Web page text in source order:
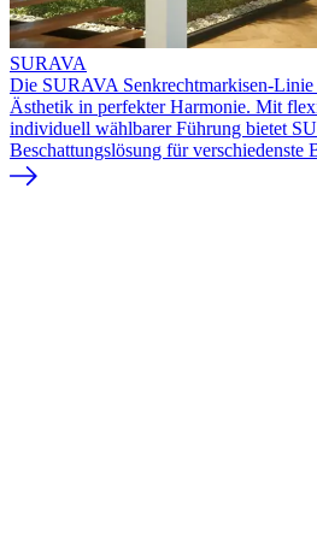
SURAVA
Die SURAVA Senkrechtmarkisen-
Ästhetik in perfekter Harmonie. Mit
individuell wählbarer Führung bietet
Beschattungslösung für verschiedenste